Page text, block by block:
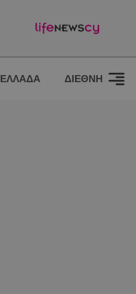
ΕΛΛΑΔΑ ΔΙΕΘΝΗ